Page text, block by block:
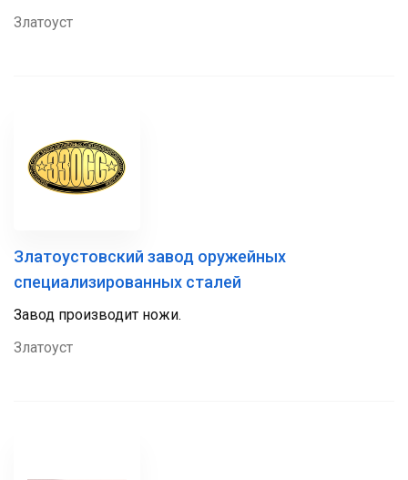
Златоуст
Златоустовский завод оружейных
специализированных сталей
Завод производит ножи.
Златоуст